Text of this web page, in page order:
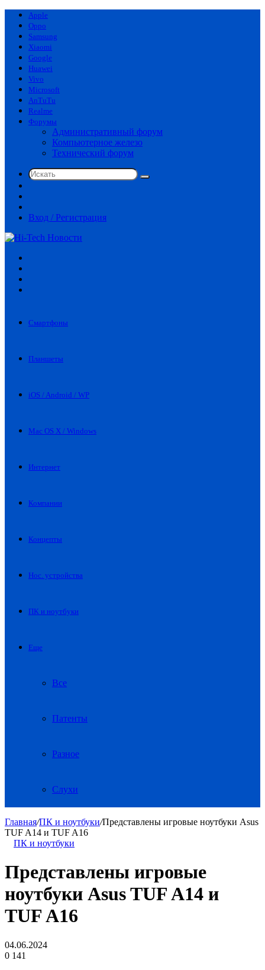
Apple
Oppo
Samsung
Xiaomi
Google
Huawei
Vivo
Microsoft
AnTuTu
Realme
Форумы
Административный форум
Компьютерное железо
Технический форум
Искать
статья
Вход / Регистрация
Смартфоны
Планшеты
iOS / Android / WP
Mac OS X / Windows
Интернет
Компании
Концепты
Нос. устройства
ПК и ноутбуки
Еще
Все
Патенты
Разное
Слухи
Главная/ПК и ноутбуки/Представлены игровые ноутбуки Asus
TUF A14 и TUF A16
ПК и ноутбуки
Представлены игровые
ноутбуки Asus TUF A14 и
TUF A16
04.06.2024
0 141